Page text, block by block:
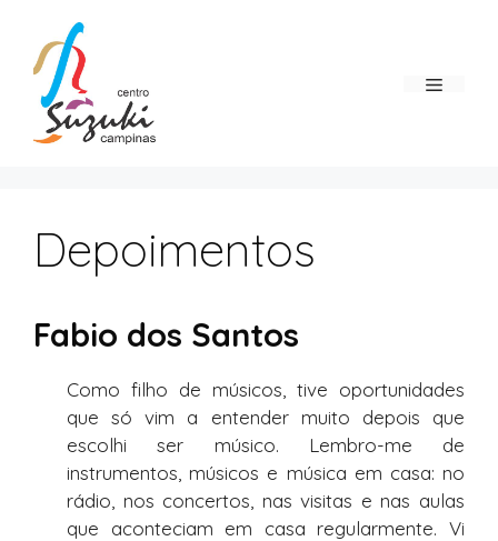
conteúdo
Menu
Depoimentos
Fabio dos Santos
Como filho de músicos, tive oportunidades
que só vim a entender muito depois que
escolhi ser músico. Lembro-me de
instrumentos, músicos e música em casa: no
rádio, nos concertos, nas visitas e nas aulas
que aconteciam em casa regularmente. Vi